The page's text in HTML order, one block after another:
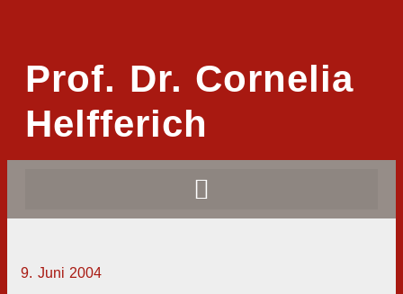
Prof. Dr. Cornelia
Helfferich
9. Juni 2004